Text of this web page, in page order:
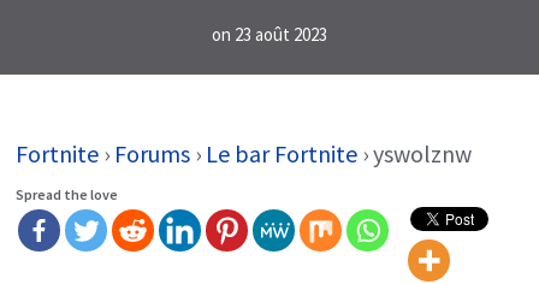
on 23 août 2023
Fortnite › Forums › Le bar Fortnite ›yswolznw
Spread the love